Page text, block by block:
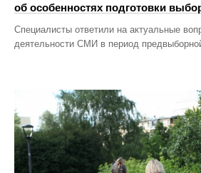
об особенностях подготовки
Специалисты ответили на актуальные
деятельности СМИ в период